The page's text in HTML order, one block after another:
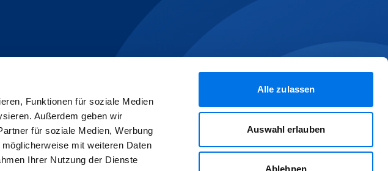
Funktionen für soziale Medien
Außerdem geben wir
für soziale Medien, Werbung
mit weiteren Daten
Ihrer Nutzung der Dienste
Alle zulassen
Auswahl erlauben
Ablehnen